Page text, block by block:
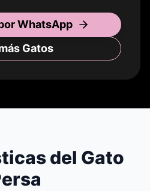
WhatsApp
Gatos
del Gato